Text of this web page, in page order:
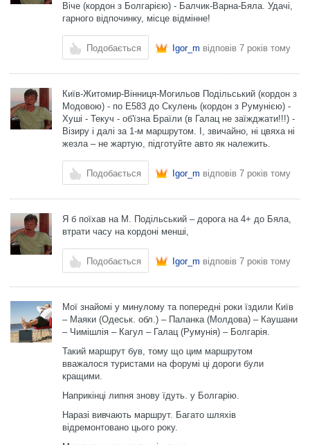
Віче (кордон з Болгарією) - Балчик-Варна-Бяла. Удачі,
гарного відпочинку, місце відмінне!
Подобається Igor_m відповів 7 років тому
Київ-Житомир-Вінниця-Могильов Подільський (кордон з
Модовою) - по Е583 до Скулень (кордон з Румунією) -
Хуші - Текуч - об'їзна Браїли (в Галац не заїжджати!!!) -
Візиру і далі за 1-м маршрутом. І, звичайно, ні цвяха ні
жезла – не жартую, підготуйте авто як належить.
Подобається Igor_m відповів 7 років тому
Я б поїхав на М. Подільський – дорога на 4+ до Бяла,
втрати часу на кордоні менші,
Подобається Igor_m відповів 7 років тому
Мої знайомі у минулому та попередні роки їздили Київ
– Маяки (Одеськ. обл.) – Паланка (Молдова) – Каушани
– Чимішлія – Кагул – Галац (Румунія) – Болгарія.
Такий маршрут був, тому що цим маршрутом
вважалося туристами на форумі ці дороги були
кращими.
Наприкінці липня знову їдуть. у Болгарію.
Наразі вивчають маршрут. Багато шляхів
відремонтовано цього року.